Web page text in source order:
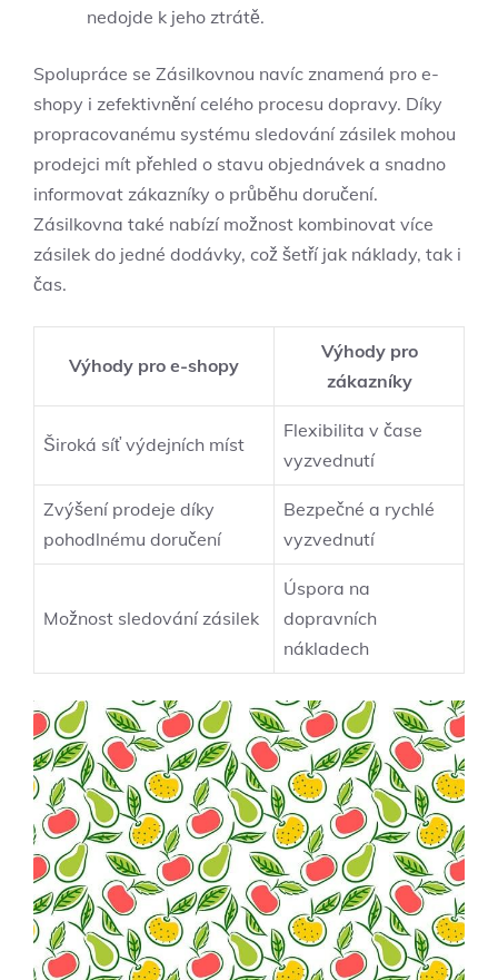
nedojde k jeho ztrátě.
Spolupráce se Zásilkovnou navíc znamená pro e-
shopy i zefektivnění celého procesu dopravy. Díky
propracovanému systému sledování zásilek mohou
prodejci mít přehled o stavu objednávek a snadno
informovat zákazníky o průběhu doručení.
Zásilkovna také nabízí možnost kombinovat více
zásilek do jedné dodávky, což šetří jak náklady, tak i
čas.
Výhody pro e-shopy
Výhody pro
zákazníky
Široká síť výdejních míst
Flexibilita v čase
vyzvednutí
Zvýšení prodeje díky
pohodlnému doručení
Bezpečné a rychlé
vyzvednutí
Možnost sledování zásilek
Úspora na
dopravních
nákladech